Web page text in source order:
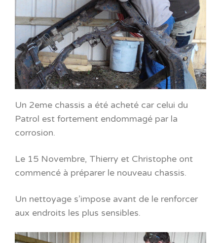
Un 2eme chassis a été acheté car celui du
Patrol est fortement endommagé par la
corrosion.
Le 15 Novembre, Thierry et Christophe ont
commencé à préparer le nouveau chassis.
Un nettoyage s’impose avant de le renforcer
aux endroits les plus sensibles.